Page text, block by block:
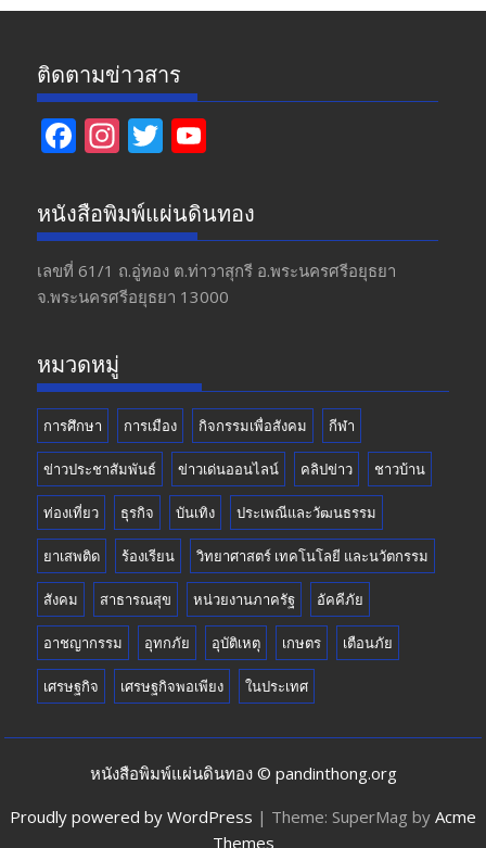
ติดตามข่าวสาร
F
e
b
o
o
In
a
gr
a
m
T
itt
er
u
T
u
b
หนังสือพิมพ์แผ่นดินทอง
เลขที่ 61/1 ถ.อู่ทอง​ ต.​ท่าวาสุกรี​ อ.พระนครศรีอยุธยา​
จ.พระนครศรีอยุธยา 13000
หมวดหมู่
การศึกษา การเมือง กิจกรรมเพื่อสังคม กีฬา
ข่าวประชาสัมพันธ์ ข่าวเด่นออนไลน์ คลิปข่าว ชาวบ้าน
ท่องเที่ยว ธุรกิจ บันเทิง ประเพณีและวัฒนธรรม
ยาเสพติด ร้องเรียน วิทยาศาสตร์ เทคโนโลยี และนวัตกรรม
สังคม สาธารณสุข หน่วยงานภาครัฐ อัคคีภัย
อาชญากรรม อุทกภัย อุบัติเหตุ เกษตร เตือนภัย
เศรษฐกิจ เศรษฐกิจพอเพียง ในประเทศ
หนังสือพิมพ์แผ่นดินทอง © pandinthong.org
Proudly powered by WordPress | Theme: SuperMag by Acme
Themes